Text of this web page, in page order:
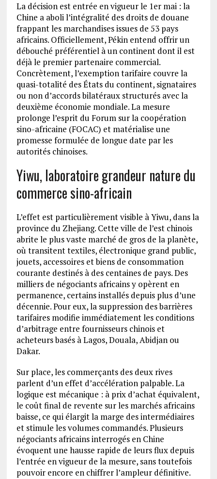
La décision est entrée en vigueur le 1er mai : la
Chine a aboli l’intégralité des droits de douane
frappant les marchandises issues de 53 pays
africains. Officiellement, Pékin entend offrir un
débouché préférentiel à un continent dont il est
déjà le premier partenaire commercial.
Concrètement, l’exemption tarifaire couvre la
quasi-totalité des États du continent, signataires
ou non d’accords bilatéraux structurés avec la
deuxième économie mondiale. La mesure
prolonge l’esprit du Forum sur la coopération
sino-africaine (FOCAC) et matérialise une
promesse formulée de longue date par les
autorités chinoises.
Yiwu, laboratoire grandeur nature du
commerce sino-africain
L’effet est particulièrement visible à Yiwu, dans la
province du Zhejiang. Cette ville de l’est chinois
abrite le plus vaste marché de gros de la planète,
où transitent textiles, électronique grand public,
jouets, accessoires et biens de consommation
courante destinés à des centaines de pays. Des
milliers de négociants africains y opèrent en
permanence, certains installés depuis plus d’une
décennie. Pour eux, la suppression des barrières
tarifaires modifie immédiatement les conditions
d’arbitrage entre fournisseurs chinois et
acheteurs basés à Lagos, Douala, Abidjan ou
Dakar.
Sur place, les commerçants des deux rives
parlent d’un effet d’accélération palpable. La
logique est mécanique : à prix d’achat équivalent,
le coût final de revente sur les marchés africains
baisse, ce qui élargit la marge des intermédiaires
et stimule les volumes commandés. Plusieurs
négociants africains interrogés en Chine
évoquent une hausse rapide de leurs flux depuis
l’entrée en vigueur de la mesure, sans toutefois
pouvoir encore en chiffrer l’ampleur définitive.